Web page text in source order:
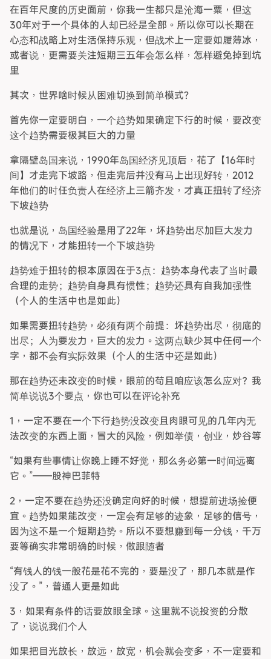
在百年尺度的历史面前，你我一生都只是沧海一粟，但这
30年对于一个具体的人却已经是全部。所以你可以长期在
心态和战略上对生活保持乐观，但战术上一定要如履薄冰，
或者说，更需要关注短期三五年会怎么样，怎样避免掉到坑
里
其次，世界啥时候从困难切换到简单模式?
首先你一定要明白，一个趋势如果确定下行的时候，要改变
这个趋势需要极其巨大的力量
拿隔壁岛国来说，1990年岛国经济见顶后，花了【16年时
间】才走完下坡路，但走完后并没有马上出现好转，2012
年他们的时任负责人在经济上三箭齐发，才真正扭转了经济
下坡趋势
也就是说，岛国经验是用了22年，坏趋势出尽加巨大发力
的情况下，才能扭转一个下坡趋势
趋势难于扭转的根本原因在于3点：趋势本身代表了当时最
合理的走势；趋势自身具有惯性；趋势还具有自我加强性
（个人的生活中也是如此）
如果需要扭转趋势，必须有两个前提：坏趋势出尽，彻底的
出尽；人为要发力，巨大的发力。这两点缺少其中任何一个
字，都不会有实际效果（个人的生活中还是如此）
那在趋势还未改变的时候，眼前的苟且咱应该怎么应对？我
简单说说3个要点，你也可以在评论补充
1，一定不要在一个下行趋势没改变且肉眼可见的几年内无
法改变的东西上面，冒大的风险，例如举债，创业，炒谷等
“如果有些事情让你晚上睡不好觉，那么务必第一时间远离
它。”——股神巴菲特
2，一定不要在趋势还没确定向好的时候，想提前进场捡便
宜。趋势如果能改变，一定会有足够的迹象，足够的信号，
因为这不是一个短期趋势。所以不要想赚到每一分钱，千万
要等确实非常明确的时候，做跟随者
“有钱人的钱一般花是花不完的，要是没了，那几本就是作
没了。”，普通人更是如此
3，如果有条件的话要放眼全球。这里就不说投资的分散
了，说说我们个人
如果把目光放长，放远，放宽，机会就会变多，不一定要和